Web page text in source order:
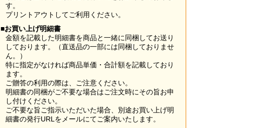
す。
プリントアウトしてご利用ください。
■お買い上げ明細書
金額を記載した明細書を商品と一緒に同梱してお送り
しております。（直送品の一部には同梱しておりませ
ん。）
特に指定がなければ商品単価・合計額を記載しており
ます。
ご贈答の利用の際は、ご注意ください。
明細書の同梱がご不要な場合はご注文時にその旨お申
し付けください。
ご不要な旨ご指示いただいた場合、別途お買い上げ明
細書の発行URLをメールにてご案内いたします。